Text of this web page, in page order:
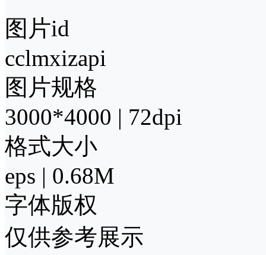
图片id
cclmxizapi
图片规格
3000*4000 | 72dpi
格式大小
eps | 0.68M
字体版权
仅供参考展示